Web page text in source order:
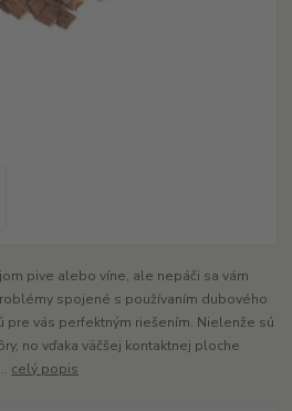
pive alebo víne, ale nepáči sa vám
spojené s používaním dubového
pre vás perfektným riešením. Nielenže sú
no vďaka väčšej kontaktnej ploche
celý popis